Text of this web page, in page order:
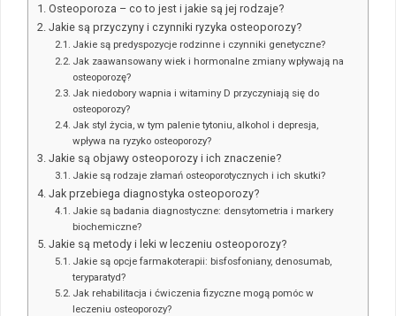
Osteoporoza – co to jest i jakie są jej rodzaje?
Jakie są przyczyny i czynniki ryzyka osteoporozy?
Jakie są predyspozycje rodzinne i czynniki genetyczne?
Jak zaawansowany wiek i hormonalne zmiany wpływają na
osteoporozę?
Jak niedobory wapnia i witaminy D przyczyniają się do
osteoporozy?
Jak styl życia, w tym palenie tytoniu, alkohol i depresja,
wpływa na ryzyko osteoporozy?
Jakie są objawy osteoporozy i ich znaczenie?
Jakie są rodzaje złamań osteoporotycznych i ich skutki?
Jak przebiega diagnostyka osteoporozy?
Jakie są badania diagnostyczne: densytometria i markery
biochemiczne?
Jakie są metody i leki w leczeniu osteoporozy?
Jakie są opcje farmakoterapii: bisfosfoniany, denosumab,
teryparatyd?
Jak rehabilitacja i ćwiczenia fizyczne mogą pomóc w
leczeniu osteoporozy?